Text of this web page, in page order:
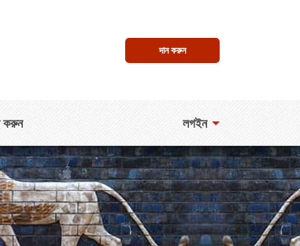
দান করুন
করুন লগইন